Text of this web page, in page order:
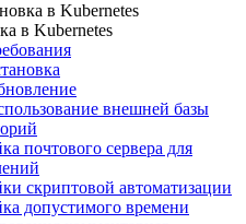
в Kubernetes
в Kubernetes
внешней базы
почтового сервера для
скриптовой автоматизации
допустимого времени